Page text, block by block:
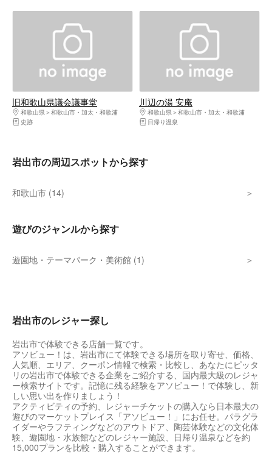
旧和歌山県議会議事堂
和歌山県
和歌山市・加太・和歌浦
史跡
川辺の湯 安庵
和歌山県
和歌山市・加太・和歌浦
日帰り温泉
岩出市の周辺スポットから探す
和歌山市 (14)
遊びのジャンルから探す
遊園地・テーマパーク・美術館 (1)
岩出市のレジャー探し
岩出市で体験できる店舗一覧です。
アソビュー！は、岩出市にて体験できる場所を取り寄せ、価格、
人気順、エリア、クーポン情報で検索・比較し、あなたにピッタ
リの岩出市で体験できる企業をご紹介する、国内最大級のレジャ
ー検索サイトです。記憶に残る経験をアソビュー！で体験し、新
しい思い出を作りましょう！
アクティビティの予約、レジャーチケットの購入なら日本最大の
遊びのマーケットプレイス「アソビュー！」にお任せ。パラグラ
イダーやラフティングなどのアウトドア、陶芸体験などの文化体
験、遊園地・水族館などのレジャー施設、日帰り温泉などを約
15,000プランを比較・購入することができます。